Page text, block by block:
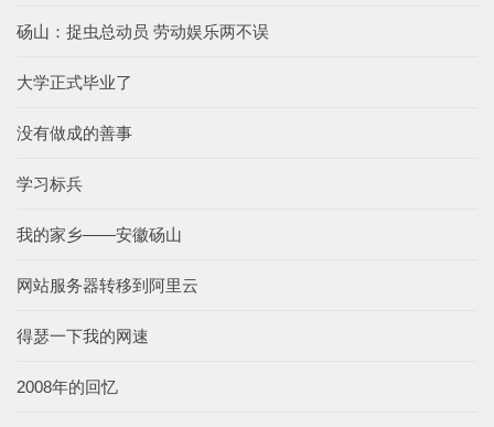
砀山：捉虫总动员 劳动娱乐两不误
大学正式毕业了
没有做成的善事
学习标兵
我的家乡——安徽砀山
网站服务器转移到阿里云
得瑟一下我的网速
2008年的回忆